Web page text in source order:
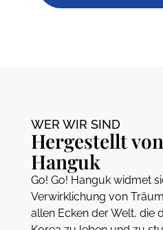
WER WIR SIND
Hergestellt
Hanguk
Go! Go! Hanguk widmet
Verwirklichung von
allen Ecken der Welt, die